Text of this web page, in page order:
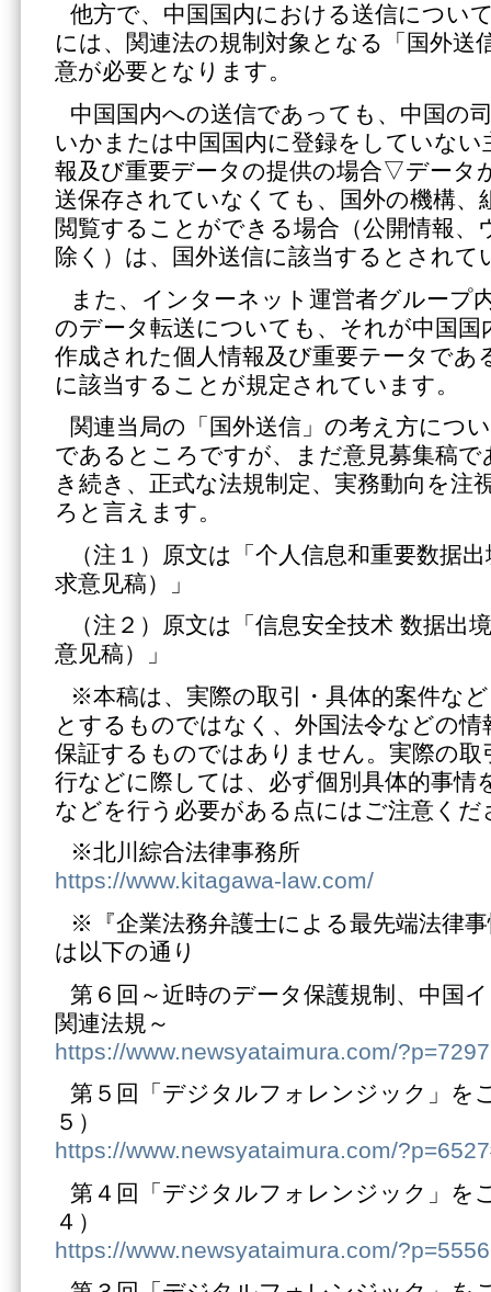
他方で、中国国内における送信につい
には、関連法の規制対象となる「国外送
意が必要となります。
中国国内への送信であっても、中国の
いかまたは中国国内に登録をしていない
報及び重要データの提供の場合▽データ
送保存されていなくても、国外の機構、
閲覧することができる場合（公開情報、
除く）は、国外送信に該当するとされて
また、インターネット運営者グループ
のデータ転送についても、それが中国国
作成された個人情報及び重要テータであ
に該当することが規定されています。
関連当局の「国外送信」の考え方につ
であるところですが、まだ意見募集稿
き続き、正式な法規制定、実務動向を注
ろと言えます。
（注１）原文は「个人信息和重要数据
求意见稿）」
（注２）原文は「信息安全技术 数据出
意见稿）」
※本稿は、実際の取引・具体的案件な
とするものではなく、外国法令などの情
保証するものではありません。実際の取
行などに際しては、必ず個別具体的事情
などを行う必要がある点にはご注意くだ
※北川綜合法律事務所
https://www.kitagawa-law.com/
※『企業法務弁護士による最先端法律
は以下の通り
第６回～近時のデータ保護規制、中国
関連法規～
https://www.newsyataimura.com/?p=7297
第５回「デジタルフォレンジック」を
５）
https://www.newsyataimura.com/
第４回「デジタルフォレンジック」を
４）
https://www.newsyataimura.com/?p=5556